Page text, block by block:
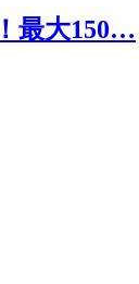
最大150…